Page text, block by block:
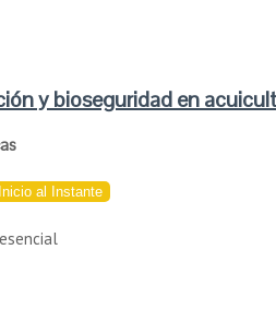
y bioseguridad en
al Instante